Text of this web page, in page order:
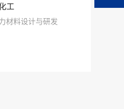
工
材料设计与研发